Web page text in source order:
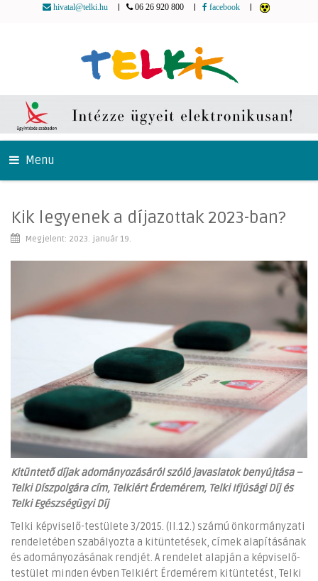
hivatal@telki.hu 06 26 920 800 facebook
Menu
Kik legyenek a díjazottak 2023-ban?
Megjelent: 2023. január 19.
Kitüntető díjak adományozásáról szóló javaslatok benyújtása –
Telki Díszpolgára cím, Telkiért Érdemérem, Telki Ifjúsági Díj és
Telki Egészségügyi Díj
Telki képviselő-testülete 3/2015. (II.12.) számú önkormányzati
rendeletében szabályozta a kitüntetések, címek alapításának
és adományozásának rendjét. A rendelet alapján a képviselő-
testület minden évben Telkiért Érdemérem kitüntetést, Telki